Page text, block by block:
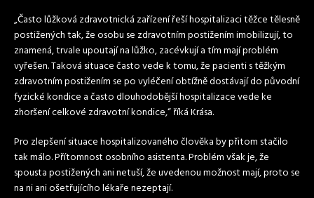
„Často lůžková zdravotnická zařízení řeší hospitalizaci těžce tělesně
postižených tak, že osobu se zdravotním postižením imobilizují, to
znamená, trvale upoutají na lůžko, zacévkují a tím mají problém
vyřešen. Taková situace často vede k tomu, že pacienti s těžkým
zdravotním postižením se po vyléčení obtížně dostávají do původní
fyzické kondice a často dlouhodobější hospitalizace vede ke
zhoršení celkové zdravotní kondice,“ říká Krása.
Pro zlepšení situace hospitalizovaného člověka by přitom stačilo
tak málo. Přítomnost osobního asistenta. Problém však je, že
spousta postižených ani netuší, že uvedenou možnost mají, proto se
na ni ani ošetřujícího lékaře nezeptají.